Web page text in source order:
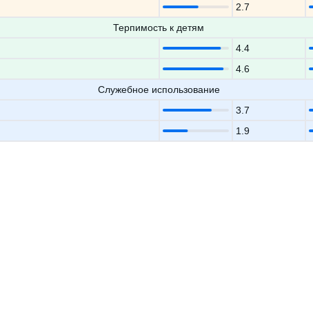
2.7
Терпимость к детям
4.4
4.6
Служебное использование
3.7
1.9